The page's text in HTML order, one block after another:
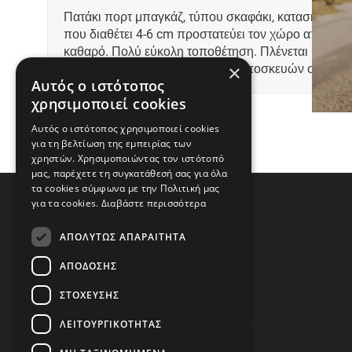
Πατάκι πορτ μπαγκάζ, τύπου σκαφάκι,
που διαθέτει 4-6 cm προστατεύει τον χώρο
καθαρό. Πολύ εύκολη τοποθέτηση. Πλένεται με
με ρυθμιζόμενο δάπεδο χώρου αποσκευών στο
Διεύθυνση
Στρατηγού Ναπολέοντος Ζερβά 6
Θεσσαλονίκη
×
Αυτός ο ιστότοπος
χρησιμοποιεί cookies
Αυτός ο ιστότοπος χρησιμοποιεί cookies
για τη βελτίωση της εμπειρίας των
χρηστών. Χρησιμοποιώντας τον ιστότοπό
μας, παρέχετε τη συγκατάθεσή σας για όλα
τα cookies σύμφωνα με την Πολιτική μας
για τα cookies. Διαβάστε περισσότερα
ΑΠΟΛΎΤΩΣ ΑΠΑΡΑΊΤΗΤΑ
ΑΠΌΔΟΣΗΣ
ΣΤΌΧΕΥΣΗΣ
ΛΕΙΤΟΥΡΓΙΚΌΤΗΤΑΣ